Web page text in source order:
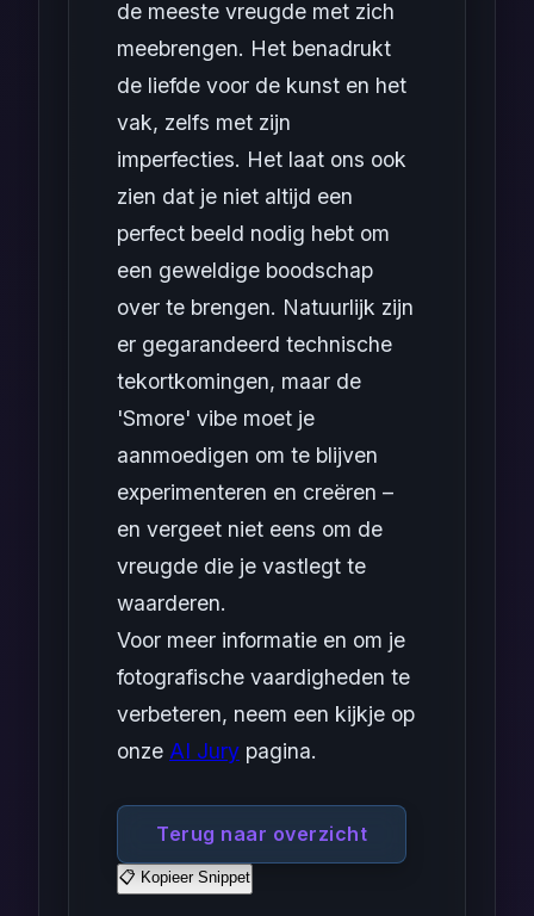
de meeste vreugde met zich
meebrengen. Het benadrukt
de liefde voor de kunst en het
vak, zelfs met zijn
imperfecties. Het laat ons ook
zien dat je niet altijd een
perfect beeld nodig hebt om
een geweldige boodschap
over te brengen. Natuurlijk zijn
er gegarandeerd technische
tekortkomingen, maar de
'Smore' vibe moet je
aanmoedigen om te blijven
experimenteren en creëren –
en vergeet niet eens om de
vreugde die je vastlegt te
waarderen.
Voor meer informatie en om je
fotografische vaardigheden te
verbeteren, neem een kijkje op
onze AI Jury pagina.
Terug naar overzicht
📋 Kopieer Snippet